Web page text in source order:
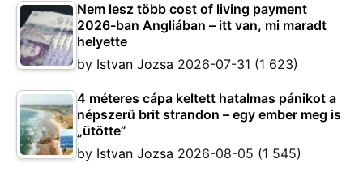
Nem lesz több cost of living payment
2026-ban Angliában – itt van, mi maradt
helyette
by Istvan Jozsa 2026-07-31 (1 623)
4 méteres cápa keltett hatalmas pánikot a
népszerű brit strandon – egy ember meg is
„ütötte”
by Istvan Jozsa 2026-08-05 (1 545)